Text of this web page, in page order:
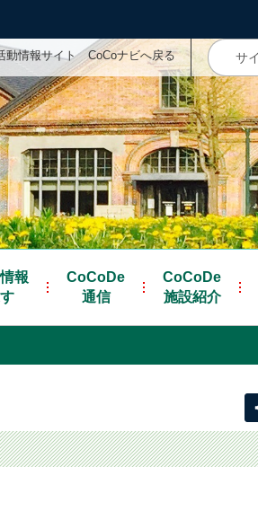
動情報サイト CoCoナビへ戻る
報
CoCoDe
通信
CoCoDe
施設紹介